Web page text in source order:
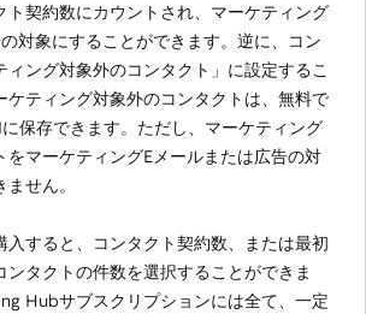
ト契約数にカウントされ、マーケティング
対象にすることができます。逆に、コン
ィング対象外のコンタクト」に設定するこ
ケティング対象外のコンタクトは、無料で
保存できます。ただし、マーケティング
をマーケティングEメールまたは広告の対
せん。
すると、コンタクト契約数、または最初
ンタクトの件数を選択することができま
Hubサブスクリプションには全て、一定